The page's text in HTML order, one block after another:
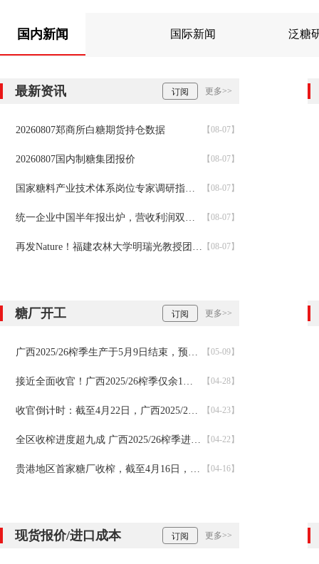
国内新闻 国际新闻 泛糖
最新资讯 订阅 更多>>
20260807郑商所白糖期货持仓数据 【08-07】
20260807国内制糖集团报价 【08-07】
国家糖料产业技术体系岗位专家调研指导大新蔗区虫害防治 【08-07】
统一企业中国半年报出炉，营收利润双增长！ 【08-07】
再发Nature！福建农林大学明瑞光教授团队破解百年甘蔗育种谜题：母本如何送出一份“双倍遗传礼物” 【08-07】
糖厂开工 订阅 更多>>
广西2025/26榨季生产于5月9日结束，预计产糖770万吨，创近12年新高 【05-09】
接近全面收官！广西2025/26榨季仅余1家糖厂未收榨 【04-28】
收官倒计时：截至4月22日，广西2025/26榨季仅剩5家糖厂未收榨 【04-23】
全区收榨进度超九成 广西2025/26榨季进入倒计时 【04-22】
贵港地区首家糖厂收榨，截至4月16日，2025/26榨季广西仅剩10家糖厂未收榨 【04-16】
现货报价/进口成本 订阅 更多>>